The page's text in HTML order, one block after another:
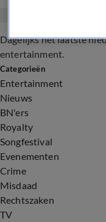
Dagelijks het laatste
entertainment.
Categorieën
Entertainment
Nieuws
BN'ers
Royalty
Songfestival
Evenementen
Crime
Misdaad
Rechtszaken
TV